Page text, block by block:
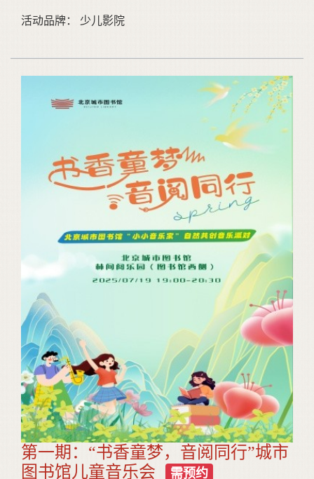
活动品牌： 少儿影院
第一期：“书香童梦，音阅同行”城市
图书馆儿童音乐会
需预约